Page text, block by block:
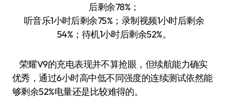
后剩余78%；
听音乐1小时后剩余75%；录制视频1小时后剩余
54%；待机1小时后剩余52%。
荣耀V9的充电表现并不算抢眼，但续航能力确实
优秀，通过6小时高中低不同强度的连续测试依然能
够剩余52%电量还是比较难得的。